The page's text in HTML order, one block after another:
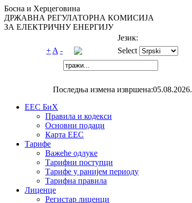
Босна и Херцеговина
ДРЖАВНА РЕГУЛАТОРНА КОМИСИЈА
ЗА ЕЛЕКТРИЧНУ ЕНЕРГИЈУ
Језик:
+ A - Select
Последња измена извршена:05.08.2026.
ЕЕС БиХ
Правила и кодекси
Основни подаци
Карта ЕЕС
Тарифе
Важеће одлуке
Тарифни поступци
Тарифе у ранијем периоду
Тарифна правила
Лиценце
Регистар лиценци